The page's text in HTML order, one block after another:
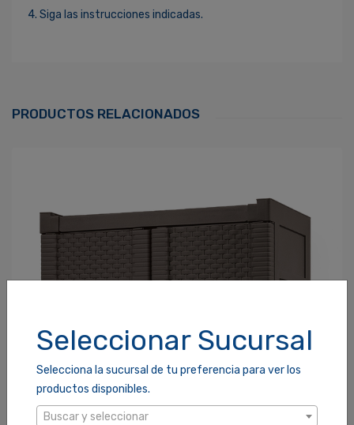
Seleccionar Sucursal
Selecciona la sucursal de tu preferencia para ver los
productos disponibles.
Buscar y seleccionar
4. Siga las instrucciones indicadas.
¿Olvidaste tu Contraseña?
Recordarme ACCEDER
PRODUCTOS RELACIONADOS